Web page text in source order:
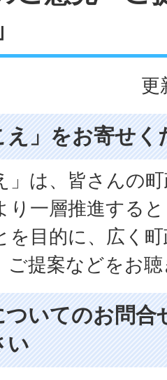
更
え」をお寄せく
は、皆さんの
り一層推進する
を目的に、広く
ご提案などをお
いてのお問合
い